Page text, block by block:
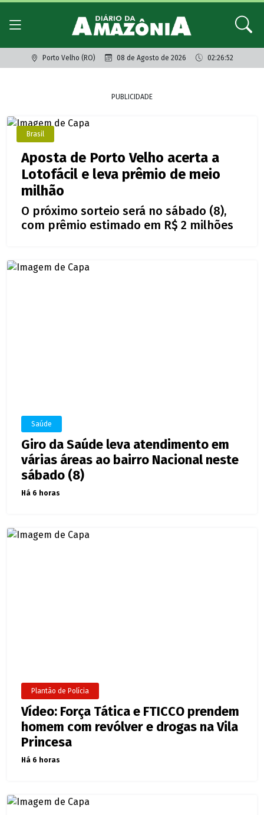
Porto Velho (RO) 08 de Agosto de 2026 02:26:52
PUBLICIDADE
Brasil
Aposta de Porto Velho acerta a
Lotofácil e leva prêmio de meio
milhão
O próximo sorteio será no sábado (8),
com prêmio estimado em R$ 2 milhões
Saúde
Giro da Saúde leva atendimento em
várias áreas ao bairro Nacional neste
sábado (8)
Há 6 horas
Plantão de Polícia
Vídeo: Força Tática e FTICCO prendem
homem com revólver e drogas na Vila
Princesa
Há 6 horas